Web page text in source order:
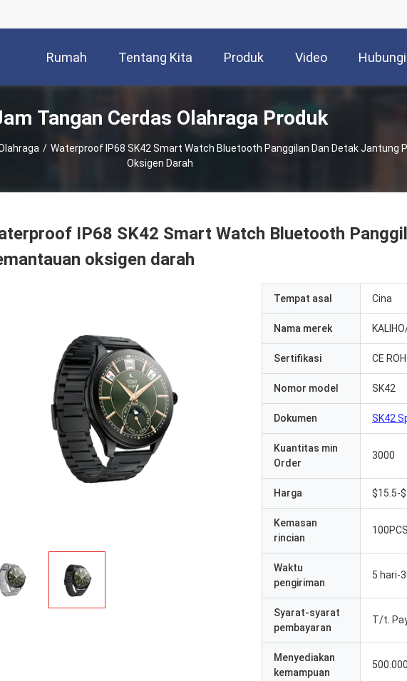
Rumah Tentang Kita Produk Video
Tangan Cerdas Olahraga Produk
/ Waterproof IP68 SK42 Smart Watch Bluetooth Panggilan Dan Detak Jantung
Oksigen Darah
IP68 SK42 Smart Watch Bluetooth
oksigen darah
Tempat asal Cina
Nama merek
Sertifikasi CE
Nomor model SK42
Dokumen SK42
Kuantitas min
Order
3000
Harga $15.5-
Kemasan
rincian
Waktu
pengiriman
5 hari-
Syarat-syarat
pembayaran
T/t.
Menyediakan
kemampuan